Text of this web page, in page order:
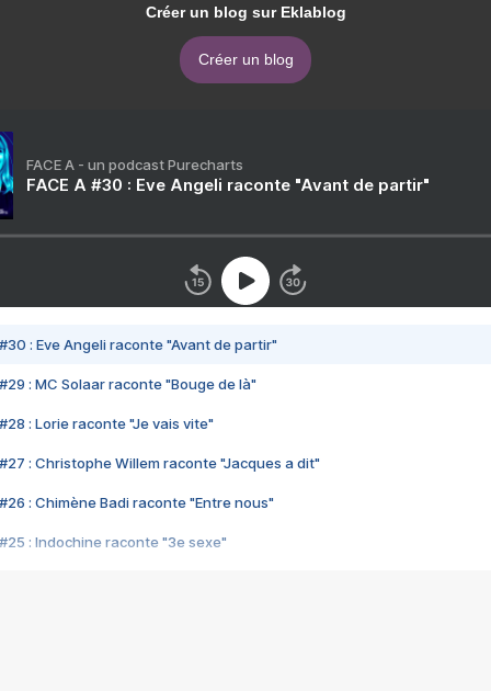
Créer un blog sur Eklablog
Créer un blog
FACE A - un podcast Purecharts
FACE A #30 : Eve Angeli raconte "Avant de partir"
#30 : Eve Angeli raconte "Avant de partir"
#29 : MC Solaar raconte "Bouge de là"
#28 : Lorie raconte "Je vais vite"
#27 : Christophe Willem raconte "Jacques a dit"
#26 : Chimène Badi raconte "Entre nous"
#25 : Indochine raconte "3e sexe"